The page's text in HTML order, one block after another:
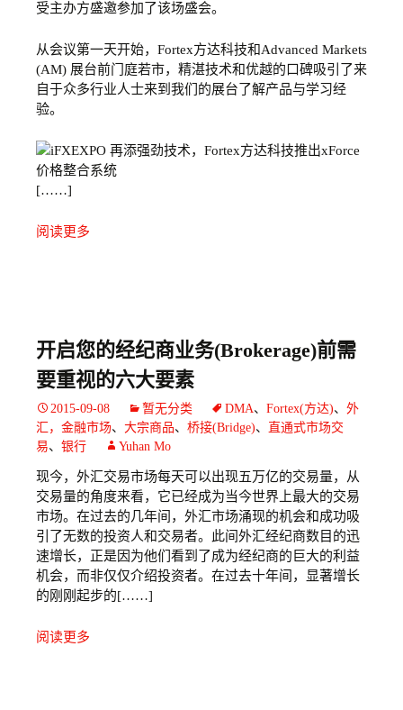
受主办方盛邀参加了该场盛会。
从会议第一天开始，Fortex方达科技和Advanced Markets
(AM) 展台前门庭若市，精湛技术和优越的口碑吸引了来
自于众多行业人士来到我们的展台了解产品与学习经
验。
[……]
阅读更多
开启您的经纪商业务(Brokerage)前需
要重视的六大要素
2015-09-08 暂无分类 DMA、 Fortex(方达)、 外
汇，金融市场、 大宗商品、 桥接(Bridge)、
直通式市场交
易、 银行 Yuhan Mo
现今，外汇交易市场每天可以出现五万亿的交易量，从
交易量的角度来看，它已经成为当今世界上最大的交易
市场。在过去的几年间，外汇市场涌现的机会和成功吸
引了无数的投资人和交易者。此间外汇经纪商数目的迅
速增长，正是因为他们看到了成为经纪商的巨大的利益
机会，而非仅仅介绍投资者。在过去十年间，显著增长
的刚刚起步的[……]
阅读更多